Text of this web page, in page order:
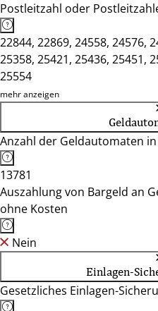
Postleitzahl oder
22844, 22869, 24558, 24576,
25358, 25421, 25436, 25451,
25554
mehr anzeigen
Anzahl der Geldautomaten
13781
Auszahlung von Bargeld an
ohne Kosten
Nein
Einlagen-
Gesetzliches Einlagen-